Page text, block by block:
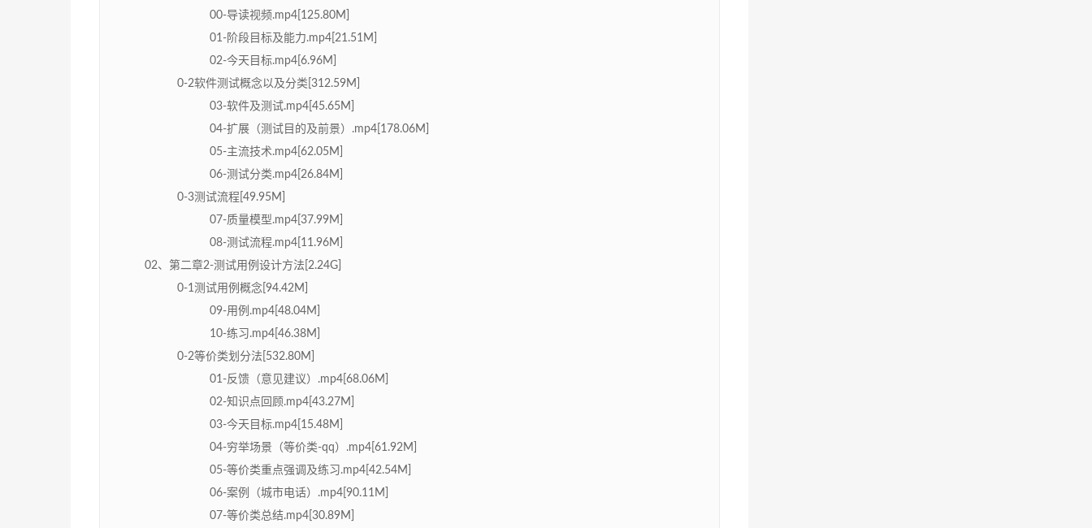
00-导读视频.mp4[125.80M]
01-阶段目标及能力.mp4[21.51M]
02-今天目标.mp4[6.96M]
0-2软件测试概念以及分类[312.59M]
03-软件及测试.mp4[45.65M]
04-扩展（测试目的及前景）.mp4[178.06M]
05-主流技术.mp4[62.05M]
06-测试分类.mp4[26.84M]
0-3测试流程[49.95M]
07-质量模型.mp4[37.99M]
08-测试流程.mp4[11.96M]
02、第二章2-测试用例设计方法[2.24G]
0-1测试用例概念[94.42M]
09-用例.mp4[48.04M]
10-练习.mp4[46.38M]
0-2等价类划分法[532.80M]
01-反馈（意见建议）.mp4[68.06M]
02-知识点回顾.mp4[43.27M]
03-今天目标.mp4[15.48M]
04-穷举场景（等价类-qq）.mp4[61.92M]
05-等价类重点强调及练习.mp4[42.54M]
06-案例（城市电话）.mp4[90.11M]
07-等价类总结.mp4[30.89M]